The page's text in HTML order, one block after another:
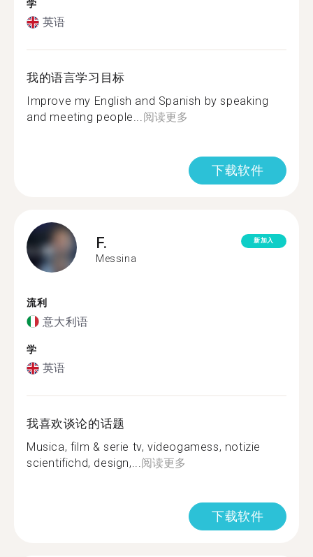
学
英语
我的语言学习目标
Improve my English and Spanish by speaking
and meeting people...阅读更多
下载软件
F.
Messina
新加入
流利
意大利语
学
英语
我喜欢谈论的话题
Musica, film & serie tv, videogamess, notizie
scientifichd, design,...阅读更多
下载软件